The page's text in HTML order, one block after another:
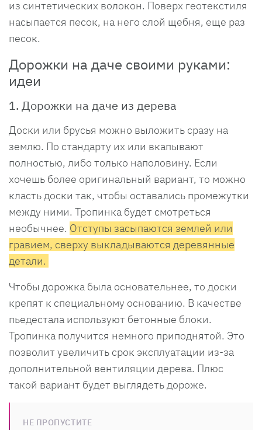
из синтетических волокон. Поверх геотекстиля
насыпается песок, на него слой щебня, еще раз
песок.
Дорожки на даче своими руками:
идеи
1. Дорожки на даче из дерева
Доски или брусья можно выложить сразу на
землю. По стандарту их или вкапывают
полностью, либо только наполовину. Если
хочешь более оригинальный вариант, то можно
класть доски так, чтобы оставались промежутки
между ними. Тропинка будет смотреться
необычнее. Отступы засыпаются землей или
гравием, сверху выкладываются деревянные
детали.
Чтобы дорожка была основательнее, то доски
крепят к специальному основанию. В качестве
пьедестала используют бетонные блоки.
Тропинка получится немного приподнятой. Это
позволит увеличить срок эксплуатации из-за
дополнительной вентиляции дерева. Плюс
такой вариант будет выглядеть дороже.
НЕ ПРОПУСТИТЕ